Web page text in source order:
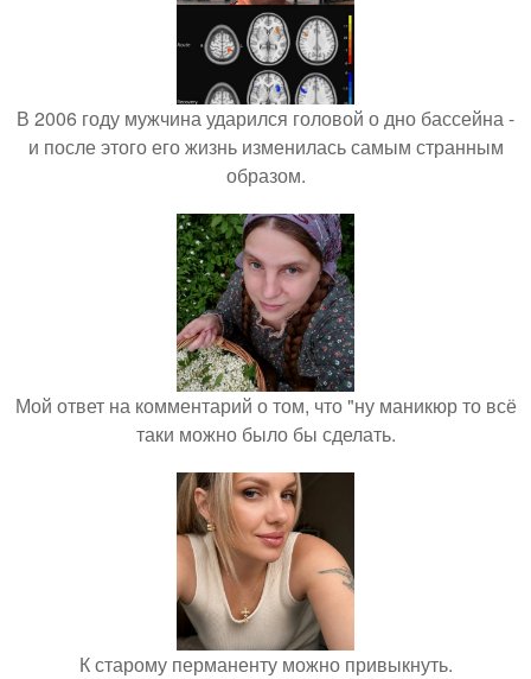
В 2006 году мужчина ударился головой о дно бассейна -
и после этого его жизнь изменилась самым странным
образом.
Мой ответ на комментарий о том, что "ну маникюр то всё
таки можно было бы сделать.
К старому перманенту можно привыкнуть.